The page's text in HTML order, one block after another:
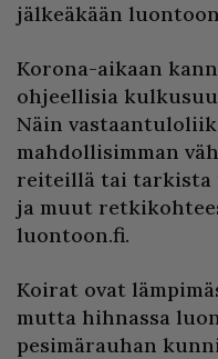
jälkeäkään
Korona-aikaan
ohjeellisia
Näin
mahdollisimman
reiteillä tai tarkista
ja muut
luontoon.fi.
Koirat ovat
mutta hihnassa
pesimärauhan